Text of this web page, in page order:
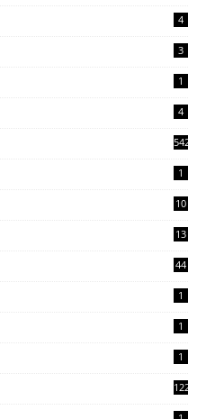
4
3
1
4
542
1
10
13
44
1
1
1
122